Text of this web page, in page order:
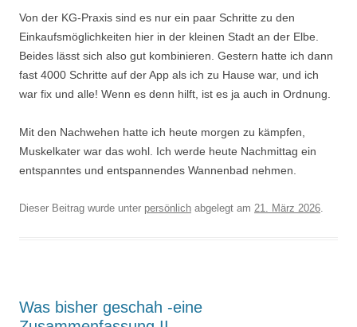
Von der KG-Praxis sind es nur ein paar Schritte zu den
Einkaufsmöglichkeiten hier in der kleinen Stadt an der Elbe.
Beides lässt sich also gut kombinieren. Gestern hatte ich dann
fast 4000 Schritte auf der App als ich zu Hause war, und ich
war fix und alle! Wenn es denn hilft, ist es ja auch in Ordnung.
Mit den Nachwehen hatte ich heute morgen zu kämpfen,
Muskelkater war das wohl. Ich werde heute Nachmittag ein
entspanntes und entspannendes Wannenbad nehmen.
Dieser Beitrag wurde unter persönlich abgelegt am 21. März 2026.
Was bisher geschah -eine